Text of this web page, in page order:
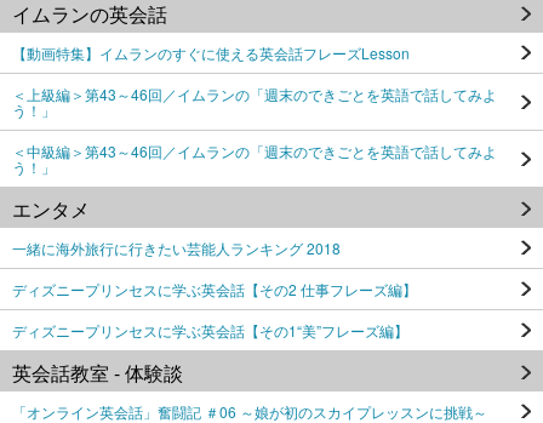
イムランの英会話
【動画特集】イムランのすぐに使える英会話フレーズLesson
＜上級編＞第43～46回／イムランの「週末のできごとを英語で話してみよ
う！」
＜中級編＞第43～46回／イムランの「週末のできごとを英語で話してみよ
う！」
エンタメ
一緒に海外旅行に行きたい芸能人ランキング 2018
ディズニープリンセスに学ぶ英会話【その2 仕事フレーズ編】
ディズニープリンセスに学ぶ英会話【その1“美”フレーズ編】
英会話教室 - 体験談
「オンライン英会話」奮闘記 ＃06 ～娘が初のスカイプレッスンに挑戦～